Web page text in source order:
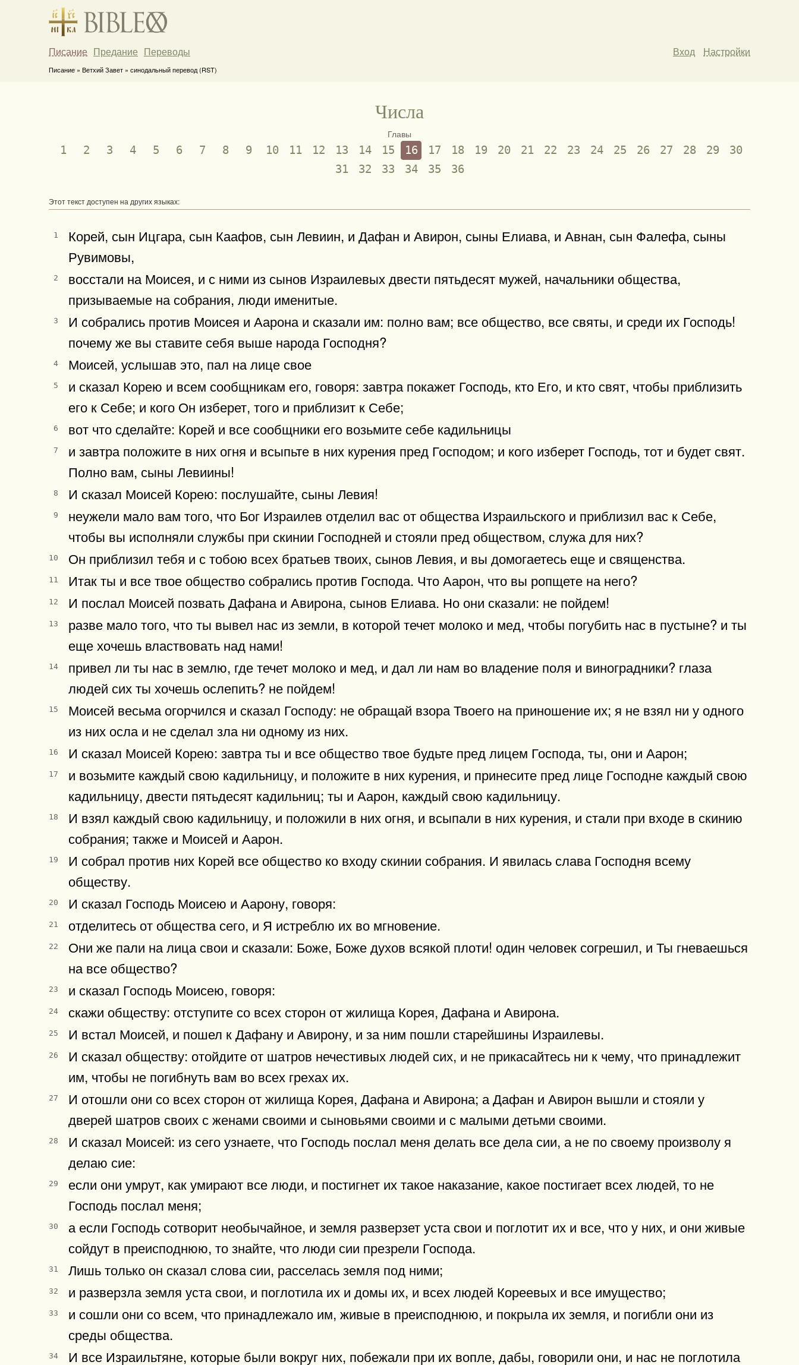
Писание Предание Переводы Вход Настройки
Писание » Ветхий Завет » синодальный перевод (RST)
Числа
Главы
1 2 3 4 5 6 7 8 9 10 11 12 13 14 15 16 17 18 19 20 21 22 23 24 25 26 27 28 29
30
31
32 33 34 35 36
Этот текст доступен на других языках:
1
Корей, сын Ицгара, сын Каафов, сын Левиин, и Дафан и Авирон, сыны Елиава, и Авнан, сын Фалефа, сыны
Рувимовы,
2
восстали на Моисея, и с ними из сынов Израилевых двести пятьдесят мужей, начальники общества,
призываемые на собрания, люди именитые.
3
И собрались против Моисея и Аарона и сказали им: полно вам; все общество, все святы, и среди их Господь!
почему же вы ставите себя выше народа Господня?
4 Моисей, услышав это, пал на лице свое
5
и сказал Корею и всем сообщникам его, говоря: завтра покажет Господь, кто Его, и кто свят, чтобы приблизить
его к Себе; и кого Он изберет, того и приблизит к Себе;
6 вот что сделайте: Корей и все сообщники его возьмите себе кадильницы
7
и завтра положите в них огня и всыпьте в них курения пред Господом; и кого изберет Господь, тот и будет свят.
Полно вам, сыны Левиины!
8 И сказал Моисей Корею: послушайте, сыны Левия!
9
неужели мало вам того, что Бог Израилев отделил вас от общества Израильского и приблизил вас к Себе,
чтобы вы исполняли службы при скинии Господней и стояли пред обществом, служа для них?
10 Он приблизил тебя и с тобою всех братьев твоих, сынов Левия, и вы домогаетесь еще и священства.
11 Итак ты и все твое общество собрались против Господа. Что Аарон, что вы ропщете на него?
12 И послал Моисей позвать Дафана и Авирона, сынов Елиава. Но они сказали: не пойдем!
13
разве мало того, что ты вывел нас из земли, в которой течет молоко и мед, чтобы погубить нас в пустыне? и ты
еще хочешь властвовать над нами!
14
привел ли ты нас в землю, где течет молоко и мед, и дал ли нам во владение поля и виноградники? глаза
людей сих ты хочешь ослепить? не пойдем!
15
Моисей весьма огорчился и сказал Господу: не обращай взора Твоего на приношение их; я не взял ни у одного
из них осла и не сделал зла ни одному из них.
16 И сказал Моисей Корею: завтра ты и все общество твое будьте пред лицем Господа, ты, они и Аарон;
17
и возьмите каждый свою кадильницу, и положите в них курения, и принесите пред лице Господне каждый свою
кадильницу, двести пятьдесят кадильниц; ты и Аарон, каждый свою кадильницу.
18
И взял каждый свою кадильницу, и положили в них огня, и всыпали в них курения, и стали при входе в скинию
собрания; также и Моисей и Аарон.
19
И собрал против них Корей все общество ко входу скинии собрания. И явилась слава Господня всему
обществу.
20 И сказал Господь Моисею и Аарону, говоря:
21 отделитесь от общества сего, и Я истреблю их во мгновение.
22
Они же пали на лица свои и сказали: Боже, Боже духов всякой плоти! один человек согрешил, и Ты гневаешься
на все общество?
23 и сказал Господь Моисею, говоря:
24 скажи обществу: отступите со всех сторон от жилища Корея, Дафана и Авирона.
25 И встал Моисей, и пошел к Дафану и Авирону, и за ним пошли старейшины Израилевы.
26
И сказал обществу: отойдите от шатров нечестивых людей сих, и не прикасайтесь ни к чему, что принадлежит
им, чтобы не погибнуть вам во всех грехах их.
27
И отошли они со всех сторон от жилища Корея, Дафана и Авирона; а Дафан и Авирон вышли и стояли у
дверей шатров своих с женами своими и сыновьями своими и с малыми детьми своими.
28
И сказал Моисей: из сего узнаете, что Господь послал меня делать все дела сии, а не по своему произволу я
делаю сие:
29
если они умрут, как умирают все люди, и постигнет их такое наказание, какое постигает всех людей, то не
Господь послал меня;
30
а если Господь сотворит необычайное, и земля разверзет уста свои и поглотит их и все, что у них, и они живые
сойдут в преисподнюю, то знайте, что люди сии презрели Господа.
31 Лишь только он сказал слова сии, расселась земля под ними;
32 и разверзла земля уста свои, и поглотила их и домы их, и всех людей Кореевых и все имущество;
33
и сошли они со всем, что принадлежало им, живые в преисподнюю, и покрыла их земля, и погибли они из
среды общества.
34
И все Израильтяне, которые были вокруг них, побежали при их вопле, дабы, говорили они, и нас не поглотила